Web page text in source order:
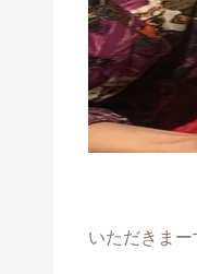
いただきま